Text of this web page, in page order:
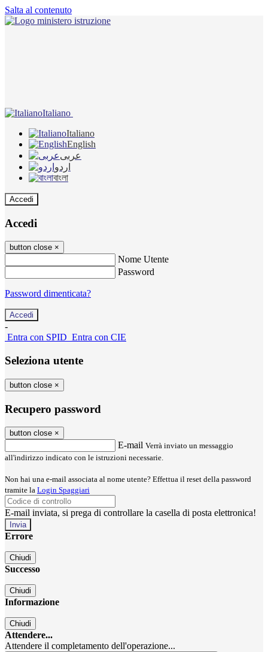
Salta al contenuto
Italiano
Italiano
English
عربى
اردو
বাংলা
Accedi
Accedi
button close ×
Nome Utente
Password
Password dimenticata?
-
Entra con SPID Entra con CIE
Seleziona utente
button close ×
Recupero password
button close ×
E-mail Verrà inviato un messaggio
all'indirizzo indicato con le istruzioni necessarie.
Non hai una e-mail associata al nome utente? Effettua il reset della password
tramite la Login Spaggiari
E-mail inviata, si prega di controllare la casella di posta elettronica!
Errore
Chiudi
Successo
Chiudi
Informazione
Chiudi
Attendere...
Attendere il completamento dell'operazione...